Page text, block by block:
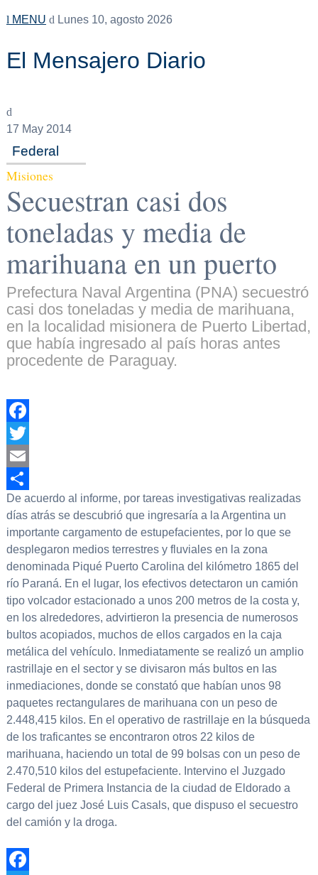
MENU Lunes 10, agosto 2026
El Mensajero Diario
17 May 2014
Federal
Misiones
Secuestran casi dos
toneladas y media de
marihuana en un puerto
Prefectura Naval Argentina (PNA) secuestró
casi dos toneladas y media de marihuana,
en la localidad misionera de Puerto Libertad,
que había ingresado al país horas antes
procedente de Paraguay.
Facebook
Twitter
Email
Compartir
De acuerdo al informe, por tareas investigativas realizadas
días atrás se descubrió que ingresaría a la Argentina un
importante cargamento de estupefacientes, por lo que se
desplegaron medios terrestres y fluviales en la zona
denominada Piqué Puerto Carolina del kilómetro 1865 del
río Paraná. En el lugar, los efectivos detectaron un camión
tipo volcador estacionado a unos 200 metros de la costa y,
en los alrededores, advirtieron la presencia de numerosos
bultos acopiados, muchos de ellos cargados en la caja
metálica del vehículo. Inmediatamente se realizó un amplio
rastrillaje en el sector y se divisaron más bultos en las
inmediaciones, donde se constató que habían unos 98
paquetes rectangulares de marihuana con un peso de
2.448,415 kilos. En el operativo de rastrillaje en la búsqueda
de los traficantes se encontraron otros 22 kilos de
marihuana, haciendo un total de 99 bolsas con un peso de
2.470,510 kilos del estupefaciente. Intervino el Juzgado
Federal de Primera Instancia de la ciudad de Eldorado a
cargo del juez José Luis Casals, que dispuso el secuestro
del camión y la droga.